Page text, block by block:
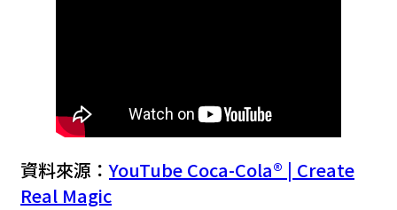
資料來源：YouTube Coca-Cola® | Create
Real Magic